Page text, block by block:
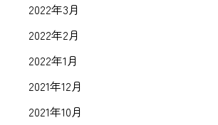
2022年3月
2022年2月
2022年1月
2021年12月
2021年10月